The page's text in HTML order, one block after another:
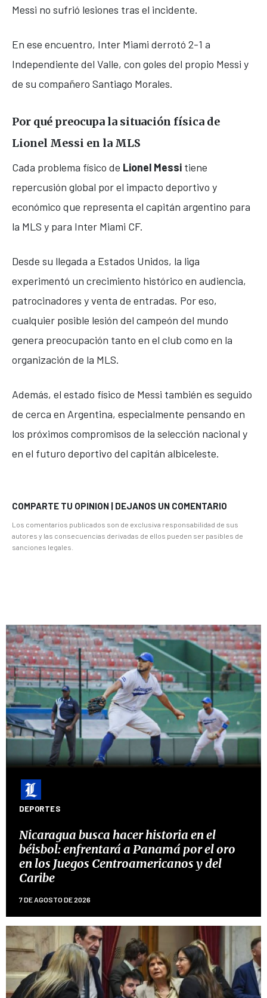
Messi no sufrió lesiones tras el incidente.
En ese encuentro, Inter Miami derrotó 2-1 a
Independiente del Valle, con goles del propio Messi y
de su compañero Santiago Morales.
Por qué preocupa la situación física de
Lionel Messi en la MLS
Cada problema físico de Lionel Messi tiene
repercusión global por el impacto deportivo y
económico que representa el capitán argentino para
la MLS y para Inter Miami CF.
Desde su llegada a Estados Unidos, la liga
experimentó un crecimiento histórico en audiencia,
patrocinadores y venta de entradas. Por eso,
cualquier posible lesión del campeón del mundo
genera preocupación tanto en el club como en la
organización de la MLS.
Además, el estado físico de Messi también es seguido
de cerca en Argentina, especialmente pensando en
los próximos compromisos de la selección nacional y
en el futuro deportivo del capitán albiceleste.
COMPARTE TU OPINION | DEJANOS UN COMENTARIO
Los comentarios publicados son de exclusiva responsabilidad de sus
autores y las consecuencias derivadas de ellos pueden ser pasibles de
sanciones legales.
DEPORTES
Nicaragua busca hacer historia en el
béisbol: enfrentará a Panamá por el oro
en los Juegos Centroamericanos y del
Caribe
7 DE AGOSTO DE 2026